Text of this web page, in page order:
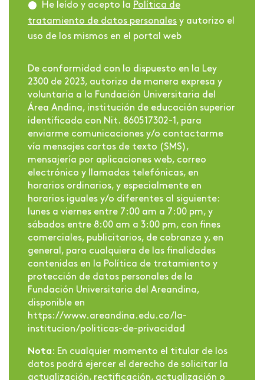
He leído y acepto la Política de
tratamiento de datos personales y autorizo el
uso de los mismos en el portal web
De conformidad con lo dispuesto en la Ley
2300 de 2023, autorizo de manera expresa y
voluntaria a la Fundación Universitaria del
Área Andina, institución de educación superior
identificada con Nit. 860517302-1, para
enviarme comunicaciones y/o contactarme
vía mensajes cortos de texto (SMS),
mensajería por aplicaciones web, correo
electrónico y llamadas telefónicas, en
horarios ordinarios, y especialmente en
horarios iguales y/o diferentes al siguiente:
lunes a viernes entre 7:00 am a 7:00 pm, y
sábados entre 8:00 am a 3:00 pm, con fines
comerciales, publicitarios, de cobranza y, en
general, para cualquiera de las finalidades
contenidas en la Política de tratamiento y
protección de datos personales de la
Fundación Universitaria del Areandina,
disponible en
https://www.areandina.edu.co/la-
institucion/politicas-de-privacidad
Nota: En cualquier momento el titular de los
datos podrá ejercer el derecho de solicitar la
actualización, rectificación, actualización o